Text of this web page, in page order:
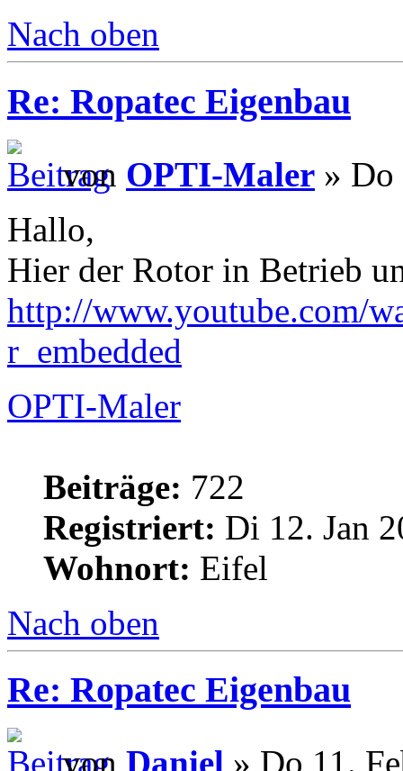
Nach oben
Re: Ropatec Eigenbau
von OPTI-Maler » Do
Hallo,
Hier der Rotor in Betrieb
http://www.youtube.com/
r_embedded
OPTI-Maler
Beiträge: 722
Registriert: Di 12. Jan
Wohnort: Eifel
Nach oben
Re: Ropatec Eigenbau
von Daniel » Do 11.